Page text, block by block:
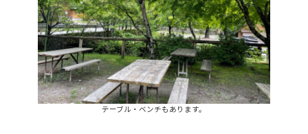
テーブル・ベンチもあります。